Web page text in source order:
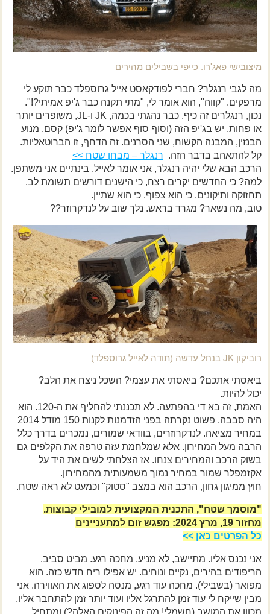
מיצובישי פאג'רו. כייפי בשבילים מהירים
מה לגבי רנגלר? חברי לפודקאסט אייל גרוספלד כבר תוקע לי
מרפקים. "קווה", הוא אומר לי, "מתי תקנה כבר ג'יפ אמיתי?!".
נכון, רנגלרים זה כיף. כבר נהגתי בכמה, JK ו-JL, משופרים יותר
או פחות. יש בג'יפ הזה (וסוף סוף אפשר לומר ג'יפ) קסם. מנוע
הבנזין, המבנה הקשוח, שני הסרנים. זה הדחף, זו הברוטאליות.
קל להתאהב בדבר הזה. רנגלר – מבחן שטח >>
הרכב הבא שלי יהיה רנגלר, אני אומר לאייל. בינתיים אני משתפן.
למה? כי החדשים יקרים רצח, כי הישנים דורשים תשומת לב,
תחזוקה ותיקונים. כי הוא צפוף. כי הוא שתיין.
טוב, מה נשאר? מגרד בראש. נלך שוב על לנדקרוזר??
רוביקון JK בנחל עדשה (תודה לאייל גרוספלד)
ביאסתי אתכם? ביאסתי את עצמי? השכל ניצח את הלב?
יכול להיות.
האמת, זה בא די בהפתעה. לא תכננתי להחליף את ה-120. הוא
היה סבבה. פשוט נקרתה בפני הזדמנות לקנות 150 מודל 2014
במחיר מציאה. לנדקרוזרים, בוודאי שמורים, נמכרים בדרך כלל
הרבה מעל המחירון. אלא שמלחמת עזה טרפה את הקלפים גם
בשוק הרכב והמחירים צנחו. אז הצלחתי לשים את היד על
אקזמפלר שמור במחיר נמוך משמעותית מהמחירון.
חוץ ממיגון גחון, הרכב הוא במצב "סטוק" וכמעט לא ראה שטח.
"מוסמך שטח", התכנית המקצועית למובילי קבוצות.
מחזור 19, מרץ 2024: מפגש זום למתעניינים
כל הפרטים כאן >>
אני נכנס אליו. מתיישב, לא מניע, מחכה רגע. מביט סביב.
הריפודים בהירים, נקיים ונוחים. יש אפילו ריח חדש כזה. הוא
מפואר (בשבילי). מחכה עוד רגע, מנסה לספוג את האווירה. אני
מבין שייקח לי עוד זמן להתרגל אליו ועוד יותר זמן להתחבר אליו.